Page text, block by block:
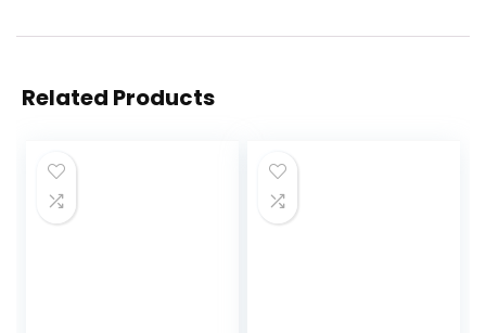
Related Products